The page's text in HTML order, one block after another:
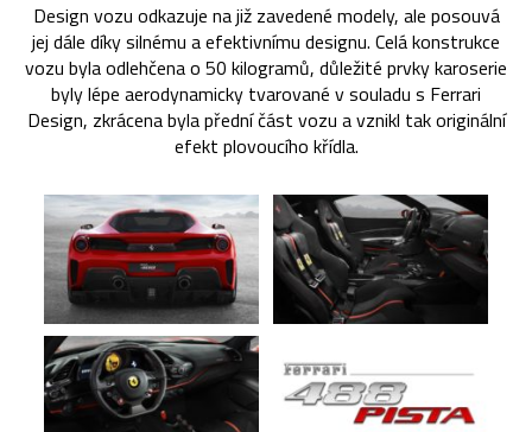
Design vozu odkazuje na již zavedené modely, ale posouvá
jej dále díky silnému a efektivnímu designu. Celá konstrukce
vozu byla odlehčena o 50 kilogramů, důležité prvky karoserie
byly lépe aerodynamicky tvarované v souladu s Ferrari
Design, zkrácena byla přední část vozu a vznikl tak originální
efekt plovoucího křídla.